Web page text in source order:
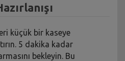
küçük bir kaseye
5 dakika kadar
bekleyin. Bu